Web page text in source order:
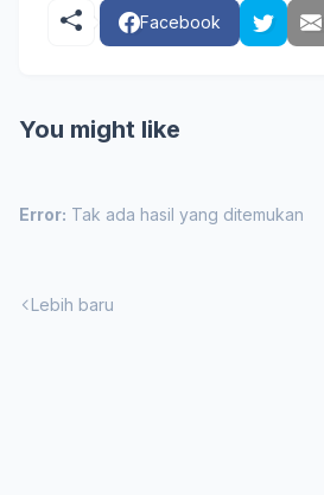
Facebook
You might like
Error: Tak ada hasil yang ditemukan
Lebih baru